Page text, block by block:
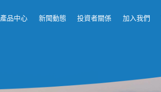
產品中心 新聞動態 投資者關係 加入我們